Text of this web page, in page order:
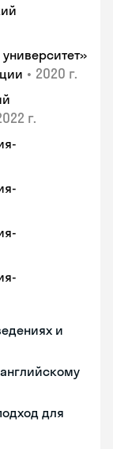
• 2020 г.
г.
и
английскому
для